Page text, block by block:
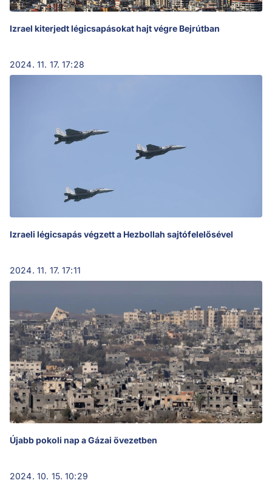
Izrael kiterjedt légicsapásokat hajt végre Bejrútban
2024. 11. 17. 17:28
Izraeli légicsapás végzett a Hezbollah sajtófelelősével
2024. 11. 17. 17:11
Újabb pokoli nap a Gázai övezetben
2024. 10. 15. 10:29